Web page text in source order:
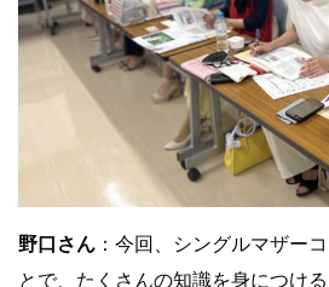
野口さん ：今回、シングルマザー
とで、たくさんの知識を身につけ